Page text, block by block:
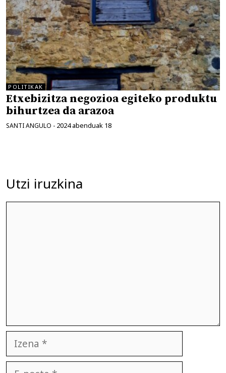
POLITIKAK
Etxebizitza negozioa egiteko produktu
bihurtzea da arazoa
SANTI ANGULO - 2024 abenduak 18
Utzi iruzkina